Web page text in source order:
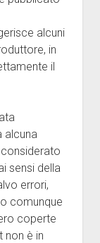
alcuni
in
il
alcuna
sensi della
errori,
comunque
coperte
non è in